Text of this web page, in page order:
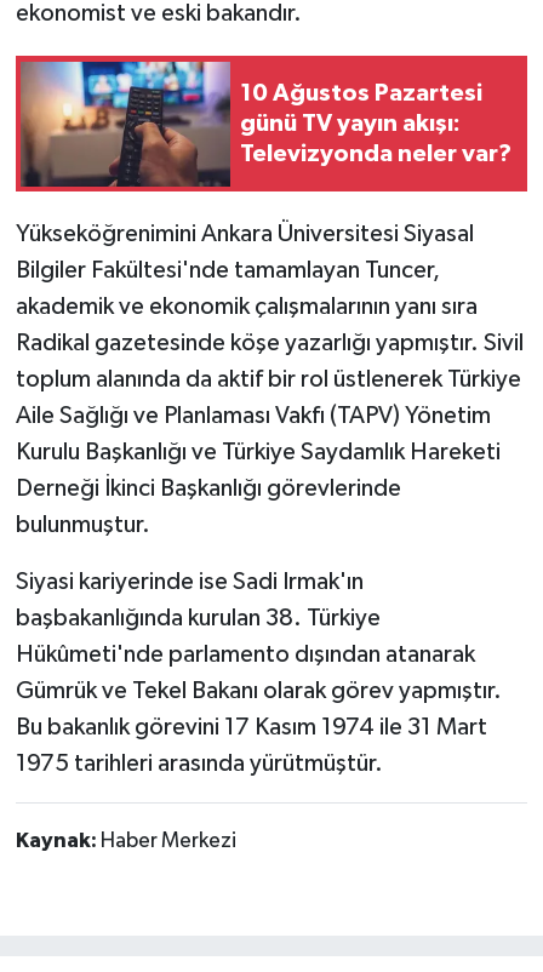
ekonomist ve eski bakandır.
10 Ağustos Pazartesi
günü TV yayın akışı:
Televizyonda neler var?
Yükseköğrenimini Ankara Üniversitesi Siyasal
Bilgiler Fakültesi'nde tamamlayan Tuncer,
akademik ve ekonomik çalışmalarının yanı sıra
Radikal gazetesinde köşe yazarlığı yapmıştır. Sivil
toplum alanında da aktif bir rol üstlenerek Türkiye
Aile Sağlığı ve Planlaması Vakfı (TAPV) Yönetim
Kurulu Başkanlığı ve Türkiye Saydamlık Hareketi
Derneği İkinci Başkanlığı görevlerinde
bulunmuştur.
Siyasi kariyerinde ise Sadi Irmak'ın
başbakanlığında kurulan 38. Türkiye
Hükûmeti'nde parlamento dışından atanarak
Gümrük ve Tekel Bakanı olarak görev yapmıştır.
Bu bakanlık görevini 17 Kasım 1974 ile 31 Mart
1975 tarihleri arasında yürütmüştür.
Kaynak: Haber Merkezi